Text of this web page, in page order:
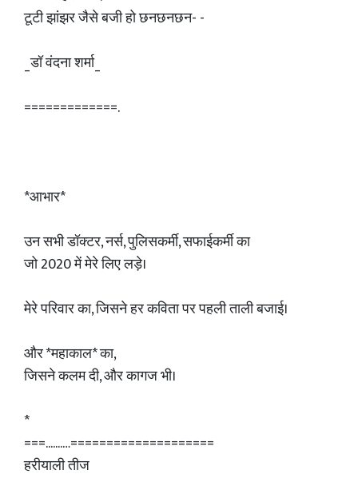
टूटी झांझर जैसे बजी हो छनछनछन- -
_डॉ वंदना शर्मा_
=============.
*आभार*
उन सभी डॉक्टर, नर्स, पुलिसकर्मी, सफाईकर्मी का
जो 2020 में मेरे लिए लड़े।
मेरे परिवार का, जिसने हर कविता पर पहली ताली बजाई।
और *महाकाल* का,
जिसने कलम दी, और कागज भी।
*
===.......…====================
हरीयाली तीज